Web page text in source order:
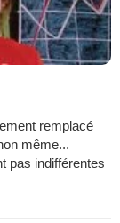
remplacé
même...
pas indifférentes